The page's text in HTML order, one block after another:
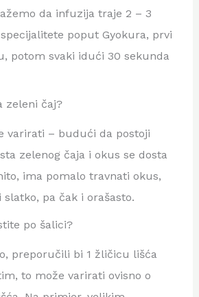
da infuzija traje 2 – 3
poput Gyokura, prvi
potom svaki idući 30 sekunda
zeleni čaj?
varirati – budući da postoji
zelenog čaja i okus se dosta
ima pomalo travnati okus,
pa čak i orašasto.
po šalici?
preporučili bi 1 žličicu lišća
to može varirati ovisno o